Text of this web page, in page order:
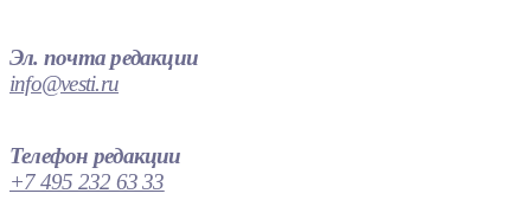
Эл. почта редакции
info@vesti.ru
Телефон редакции
+7 495 232 63 33